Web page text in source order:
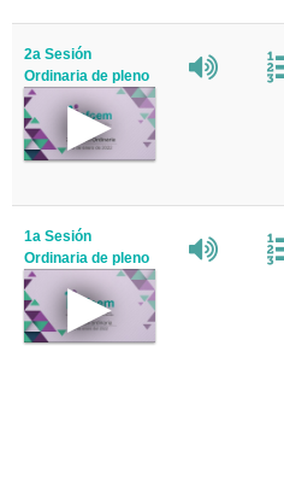
2a Sesión
Ordinaria de pleno
1a Sesión
Ordinaria de pleno